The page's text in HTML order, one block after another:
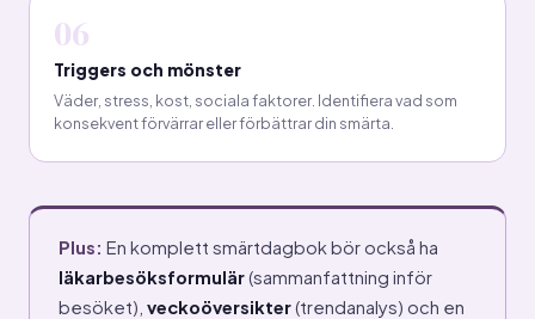
06
Triggers och mönster
Väder, stress, kost, sociala faktorer. Identifiera vad som
konsekvent förvärrar eller förbättrar din smärta.
Plus: En komplett smärtdagbok bör också ha
läkarbesöksformulär(sammanfattning inför
besöket), veckoöversikter(trendanalys) och en